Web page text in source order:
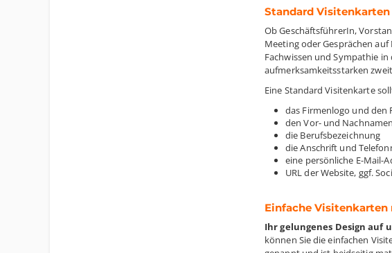
Standard
Ob GeschäftsführerIn,
Meeting oder Gesprächen
Fachwissen und Sympathie
aufmerksamkeitsstarken
Eine Standard Visitenkarte
das Firmenlogo und den
den Vor- und
die Berufsbezeichnung
die Anschrift und
eine persönliche E-Mail-
URL der Website, ggf.
Einfache
Ihr gelungenes Design auf
können Sie die einfachen